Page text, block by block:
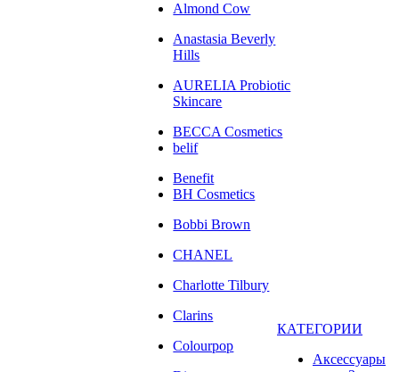
Almond Cow
Anastasia Beverly
Hills
AURELIA Probiotic
Skincare
BECCA Cosmetics
belif
Benefit
BH Cosmetics
Bobbi Brown
CHANEL
Charlotte Tilbury
Clarins
Colourpop
КАТЕГОРИИ
Аксессуары